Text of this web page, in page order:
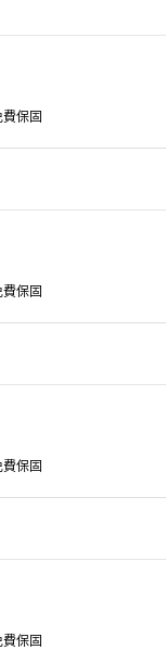
費保固
費保固
費保固
費保固